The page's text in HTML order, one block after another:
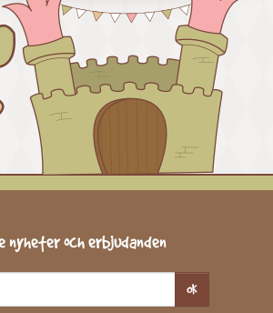
nyheter och erbjudanden
OK